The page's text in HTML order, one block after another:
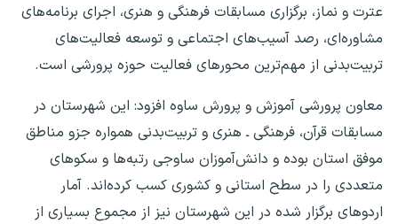
عترت و نماز، برگزاری مسابقات فرهنگی و هنری، اجرای برنامه‌های
مشاوره‌ای، رصد آسیب‌های اجتماعی و توسعه فعالیت‌های
تربیت‌بدنی از مهم‌ترین محورهای فعالیت حوزه پرورشی است.
معاون پرورشی آموزش و پرورش ساوه افزود: این شهرستان در
مسابقات قرآن، فرهنگی ـ هنری و تربیت‌بدنی همواره جزو مناطق
موفق استان بوده و دانش‌آموزان ساوجی رتبه‌ها و سکوهای
متعددی را در سطح استانی و کشوری کسب کرده‌اند. آمار
اردوهای برگزار شده در این شهرستان نیز از مجموع بسیاری از